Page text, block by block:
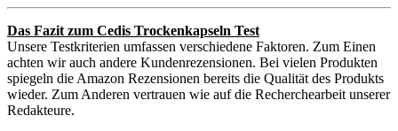
Das Fazit zum Cedis Trockenkapseln Test
Unsere Testkriterien umfassen verschiedene Faktoren. Zum Einen
achten wir auch andere Kundenrezensionen. Bei vielen Produkten
spiegeln die Amazon Rezensionen bereits die Qualität des Produkts
wieder. Zum Anderen vertrauen wie auf die Recherchearbeit unserer
Redakteure.